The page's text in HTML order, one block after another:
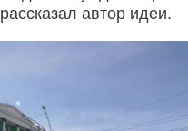
автор идеи.